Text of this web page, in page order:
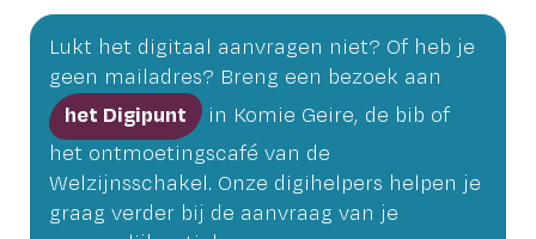
Lukt het digitaal aanvragen niet? Of heb je
geen mailadres? Breng een bezoek aan
het Digipunt
in Komie Geire, de bib of
het ontmoetingscafé van de
Welzijnsschakel. Onze digihelpers helpen je
graag verder bij de aanvraag van je